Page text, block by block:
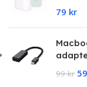
79 kr
99kr 59